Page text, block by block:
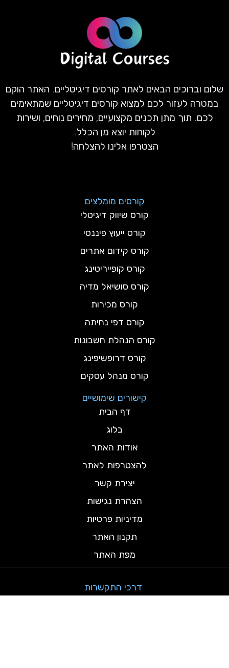
שלום וברוכים הבאים לאתר קורסים דיגיטליים. האתר הוקם
במטרה לעזור לכם למצוא קורסים דיגיטליים שמתאימים
לכם. תוך מתן תכנים מקצועיים, מחירים נוחים, ושירות
לקוחות יוצא מן הכלל.
הצטרפו אלינו להצלחה!
קורסים מומלצים
קורס שיווק דיגיטלי
קורס ייעוץ פיננסי
קורס קידום אתרים
קורס קופייריטינג
קורס סושיאל מדיה
קורס מכירות
קורס דפי נחיתה
קורס הנהלת חשבונות
קורס דרופשיפינג
קורס מנהל עסקים
קישורים שימושיים
דף הבית
בלוג
אודות האתר
להצטרפות לאתר
יצירת קשר
הצהרת נגישות
מדיניות פרטיות
תקנון האתר
מפת האתר
דרכי התקשרות